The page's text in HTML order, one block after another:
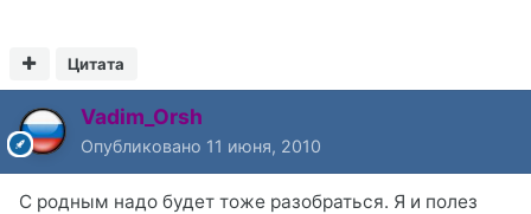
Цитата
Vadim_Orsh
Опубликовано 11 июня, 2010
С родным надо будет тоже разобраться. Я и полез